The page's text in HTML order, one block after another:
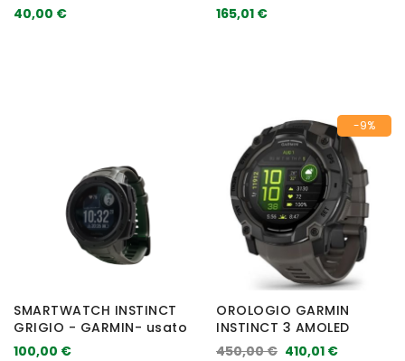
40,00 €
165,01 €
SMARTWATCH INSTINCT
GRIGIO - GARMIN- usato
100,00 €
-9%
OROLOGIO GARMIN
INSTINCT 3 AMOLED
410,01 €
450,00 €